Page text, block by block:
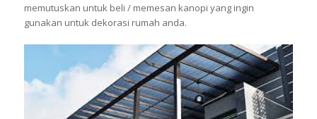
memutuskan untuk beli / memesan kanopi yang ingin
gunakan untuk dekorasi rumah anda.